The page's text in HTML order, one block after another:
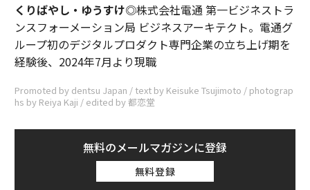
くりばやし・ゆうすけ◎株式会社電通 第一ビジネストラ
ンスフォーメーション局 ビジネスアーキテクト。電通グ
ループ初のデジタルプロダクト専門企業の立ち上げ期を
経験後、2024年7月より現職
Promoted by dentsu Japan / text by Keisuke Tsujimoto / photograp
hs by Reiya Kaji / edited by 都恋堂
無料のメールマガジンに登録
無料登録